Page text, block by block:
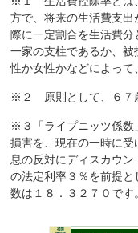
方で、将来の生活費支
際に一定割合を生活費
一家の支柱であるか、
性か女性かなどによって
※２ 原則として、６７
※３「ライプニッツ係数
損害を、現在の一時に受
息の反対にディスカウ
の法定利率３％を前提
数は１８．３２７０です